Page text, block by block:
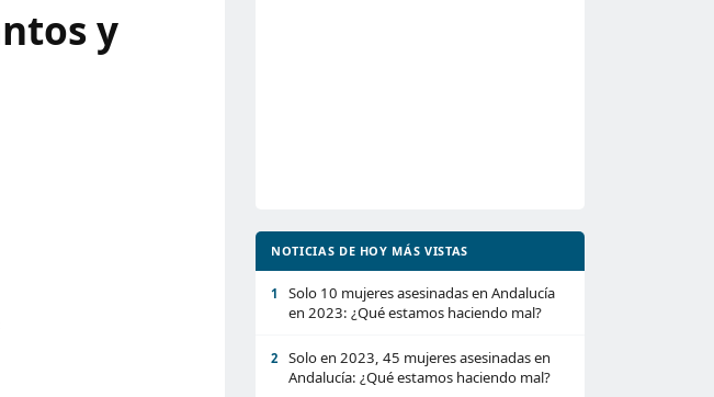
y
NOTICIAS DE HOY MÁS VISTAS
1
Solo 10 mujeres asesinadas en Andalucía
en 2023: ¿Qué estamos haciendo mal?
2
Solo en 2023, 45 mujeres asesinadas en
Andalucía: ¿Qué estamos haciendo mal?